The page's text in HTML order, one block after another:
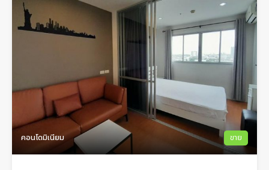
คอนโดมิเนียม ขาย